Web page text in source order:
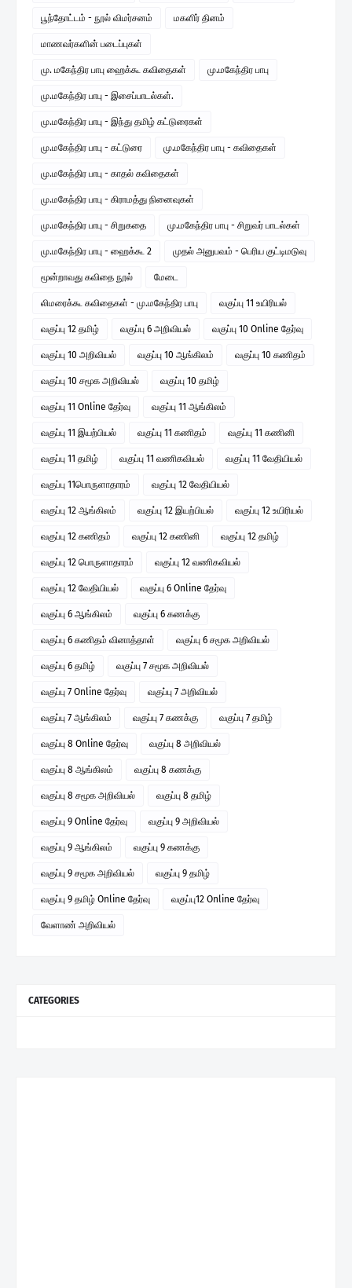
பூந்தோட்டம் - நூல் விமர்சனம் மகளிர் தினம்
மாணவர்களின் படைப்புகள்
மு. மகேந்திர பாபு ஹைக்கூ கவிதைகள் மு.மகேந்திர பாபு
மு.மகேந்திர பாபு - இசைப்பாடல்கள்.
மு.மகேந்திர பாபு - இந்து தமிழ் கட்டுரைகள்
மு.மகேந்திர பாபு - கட்டுரை மு.மகேந்திர பாபு - கவிதைகள்
மு.மகேந்திர பாபு - காதல் கவிதைகள்
மு.மகேந்திர பாபு - கிராமத்து நினைவுகள்
மு.மகேந்திர பாபு - சிறுகதை மு.மகேந்திர பாபு - சிறுவர் பாடல்கள்
மு.மகேந்திர பாபு - ஹைக்கூ 2 முதல் அனுபவம் - பெரிய குட்டிமடுவு
மூன்றாவது கவிதை நூல் மேடை
லிமரைக்கூ கவிதைகள் - மு.மகேந்திர பாபு வகுப்பு 11 உயிரியல்
வகுப்பு 12 தமிழ் வகுப்பு 6 அறிவியல் வகுப்பு 10 Online தேர்வு
வகுப்பு 10 அறிவியல் வகுப்பு 10 ஆங்கிலம் வகுப்பு 10 கணிதம்
வகுப்பு 10 சமூக அறிவியல் வகுப்பு 10 தமிழ்
வகுப்பு 11 Online தேர்வு வகுப்பு 11 ஆங்கிலம்
வகுப்பு 11 இயற்பியல் வகுப்பு 11 கணிதம் வகுப்பு 11 கணினி
வகுப்பு 11 தமிழ் வகுப்பு 11 வணிகவியல் வகுப்பு 11 வேதியியல்
வகுப்பு 11பொருளாதாரம் வகுப்பு 12 வேதியியல்
வகுப்பு 12 ஆங்கிலம் வகுப்பு 12 இயற்பியல் வகுப்பு 12 உயிரியல்
வகுப்பு 12 கணிதம் வகுப்பு 12 கணினி வகுப்பு 12 தமிழ்
வகுப்பு 12 பொருளாதாரம் வகுப்பு 12 வணிகவியல்
வகுப்பு 12 வேதியியல் வகுப்பு 6 Online தேர்வு
வகுப்பு 6 ஆங்கிலம் வகுப்பு 6 கணக்கு
வகுப்பு 6 கணிதம் வினாத்தாள் வகுப்பு 6 சமூக அறிவியல்
வகுப்பு 6 தமிழ் வகுப்பு 7 சமூக அறிவியல்
வகுப்பு 7 Online தேர்வு வகுப்பு 7 அறிவியல்
வகுப்பு 7 ஆங்கிலம் வகுப்பு 7 கணக்கு வகுப்பு 7 தமிழ்
வகுப்பு 8 Online தேர்வு வகுப்பு 8 அறிவியல்
வகுப்பு 8 ஆங்கிலம் வகுப்பு 8 கணக்கு
வகுப்பு 8 சமூக அறிவியல் வகுப்பு 8 தமிழ்
வகுப்பு 9 Online தேர்வு வகுப்பு 9 அறிவியல்
வகுப்பு 9 ஆங்கிலம் வகுப்பு 9 கணக்கு
வகுப்பு 9 சமூக அறிவியல் வகுப்பு 9 தமிழ்
வகுப்பு 9 தமிழ் Online தேர்வு வகுப்பு12 Online தேர்வு
வேளாண் அறிவியல்
CATEGORIES